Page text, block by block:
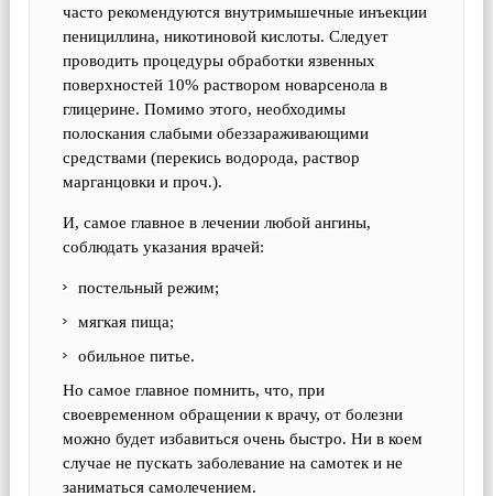
часто рекомендуются внутримышечные инъекции
пенициллина, никотиновой кислоты. Следует
проводить процедуры обработки язвенных
поверхностей 10% раствором новарсенола в
глицерине. Помимо этого, необходимы
полоскания слабыми обеззараживающими
средствами (перекись водорода, раствор
марганцовки и проч.).
И, самое главное в лечении любой ангины,
соблюдать указания врачей:
постельный режим;
мягкая пища;
обильное питье.
Но самое главное помнить, что, при
своевременном обращении к врачу, от болезни
можно будет избавиться очень быстро. Ни в коем
случае не пускать заболевание на самотек и не
заниматься самолечением.